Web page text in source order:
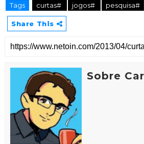
Tags curtas# jogos# pesquisa#
Share This
Sobre